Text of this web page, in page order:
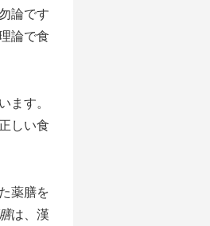
論です
論で食
ます。
しい食
薬膳を
は、漢